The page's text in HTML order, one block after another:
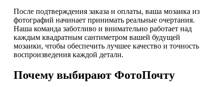
После подтверждения заказа и оплаты, ваша мозаика из
фотографий начинает принимать реальные очертания.
Наша команда заботливо и внимательно работает над
каждым квадратным сантиметром вашей будущей
мозаики, чтобы обеспечить лучшее качество и точность
воспроизведения каждой детали.
Почему выбирают ФотоПочту